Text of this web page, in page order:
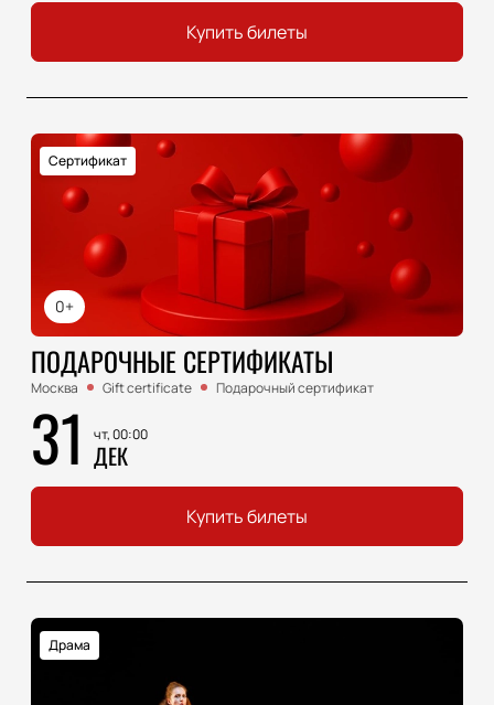
Купить билеты
0+
Сертификат
ПОДАРОЧНЫЕ СЕРТИФИКАТЫ
Москва Gift certificate Подарочный сертификат
31 чт, 00:00
ДЕК
Купить билеты
Драма